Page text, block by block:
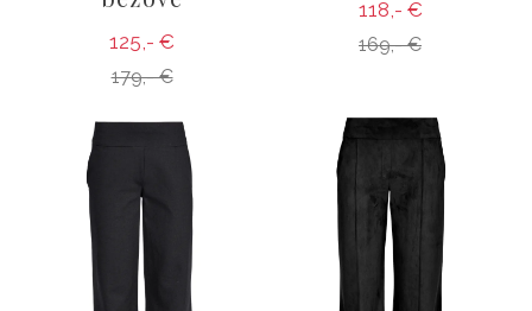
125,- €
179,- €
118,- €
169,- €